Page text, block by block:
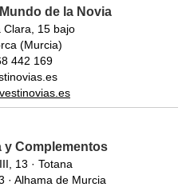
de la Novia
Clara, 15 bajo
(Murcia)
442 169
y Complementos
13 · Totana
· Alhama de Murcia